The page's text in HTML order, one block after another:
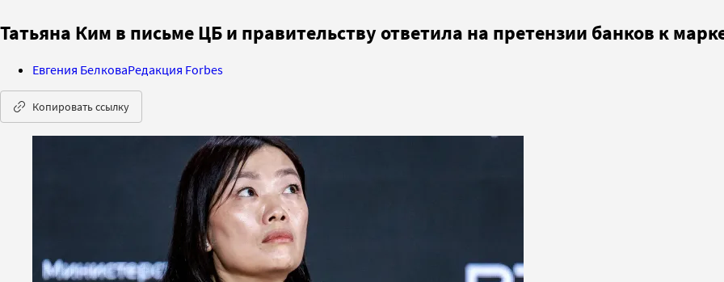
Татьяна Ким в письме ЦБ и правительству ответила на претензии банков к
Евгения БелковаРедакция Forbes
Копировать ссылку